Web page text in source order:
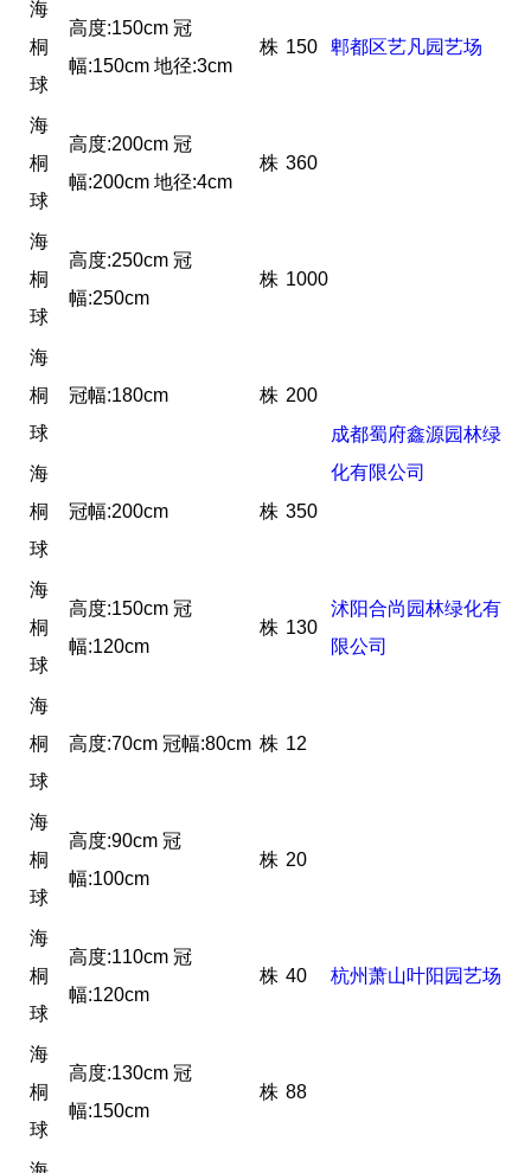
郫都区艺凡园艺场
海
桐
球
高度:150cm 冠
幅:150cm 地径:3cm
株 150
海
桐
球
高度:200cm 冠
幅:200cm 地径:4cm
株 360
海
桐
球
高度:250cm 冠
幅:250cm
株 1000
海
桐
球
冠幅:180cm 株 200
成都蜀府鑫源园林绿
化有限公司
海
桐
球
冠幅:200cm 株 350
海
桐
球
高度:150cm 冠
幅:120cm
株 130
沭阳合尚园林绿化有
限公司
海
桐
球
高度:70cm 冠幅:80cm 株 12
杭州萧山叶阳园艺场
海
桐
球
高度:90cm 冠
幅:100cm
株 20
海
桐
球
高度:110cm 冠
幅:120cm
株 40
海
桐
球
高度:130cm 冠
幅:150cm
株 88